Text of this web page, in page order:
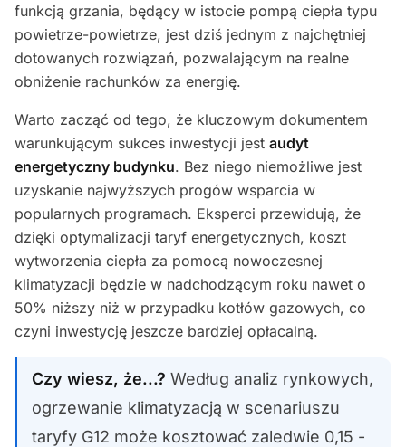
funkcją grzania, będący w istocie pompą ciepła typu
powietrze-powietrze, jest dziś jednym z najchętniej
dotowanych rozwiązań, pozwalającym na realne
obniżenie rachunków za energię.
Warto zacząć od tego, że kluczowym dokumentem
warunkującym sukces inwestycji jest audyt
energetyczny budynku. Bez niego niemożliwe jest
uzyskanie najwyższych progów wsparcia w
popularnych programach. Eksperci przewidują, że
dzięki optymalizacji taryf energetycznych, koszt
wytworzenia ciepła za pomocą nowoczesnej
klimatyzacji będzie w nadchodzącym roku nawet o
50% niższy niż w przypadku kotłów gazowych, co
czyni inwestycję jeszcze bardziej opłacalną.
Czy wiesz, że...? Według analiz rynkowych,
ogrzewanie klimatyzacją w scenariuszu
taryfy G12 może kosztować zaledwie 0,15 -